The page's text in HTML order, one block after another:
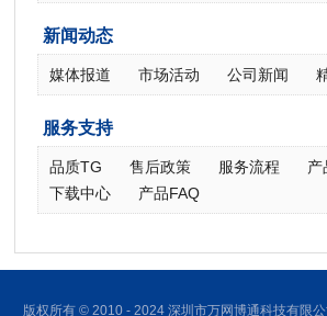
新闻动态
媒体报道 市场活动 公司新闻
服务支持
品质TG 售后政策 服务流程
产
下载中心
产品FAQ
版权所有 © 2010 - 2024 深圳市万网博通科技有限